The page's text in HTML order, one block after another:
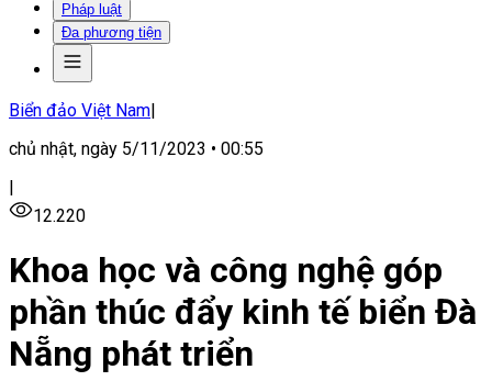
Pháp luật
Đa phương tiện
Biển đảo Việt Nam|
chủ nhật, ngày 5/11/2023 • 00:55
|
12.220
Khoa học và công nghệ góp
phần thúc đẩy kinh tế biển Đà
Nẵng phát triển